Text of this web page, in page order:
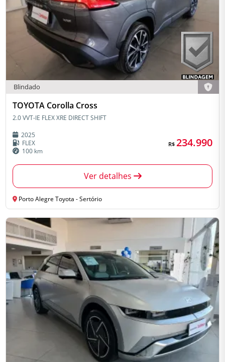
Blindado
TOYOTA Corolla Cross
2.0 VVT-IE FLEX XRE DIRECT SHIFT
2025
FLEX
100 km
R$ 234.990
Ver detalhes
Porto Alegre Toyota - Sertório